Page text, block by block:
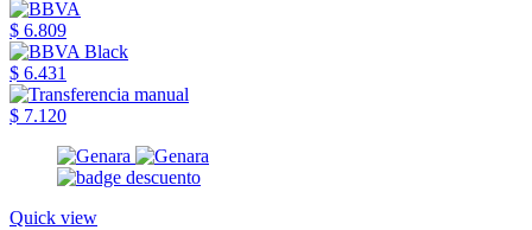
$ 6.809
$ 6.431
$ 7.120
Quick view